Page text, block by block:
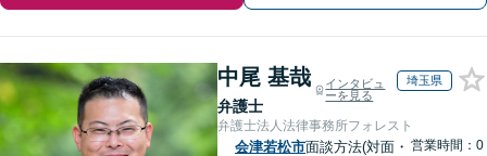
中尾 基哉
弁護士
インタビュ
ーを見る
埼玉県
弁護士法人法律事務所フォレスト
会津若松市面談方法(対面・ 営業時間：0